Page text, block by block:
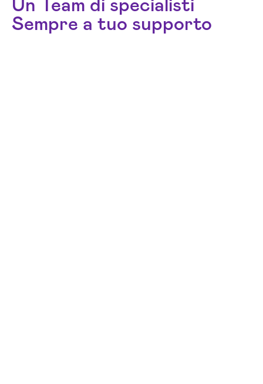
Un Team di specialisti
Sempre a tuo supporto